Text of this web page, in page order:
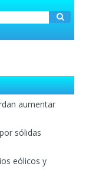
aumentar
sólidas
eólicos y